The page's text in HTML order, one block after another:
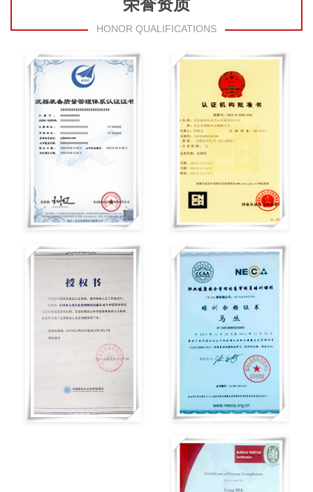
HONOR QUALIFICATIONS